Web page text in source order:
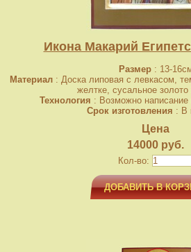
Икона Макарий
Размер: 13-
Материал: Доска липовая с левкасом,
желтке, сусальное
Технология : Возможно написание
Срок изготовления : В
Цена
14000 руб.
Кол-во:
ДОБАВИТЬ В